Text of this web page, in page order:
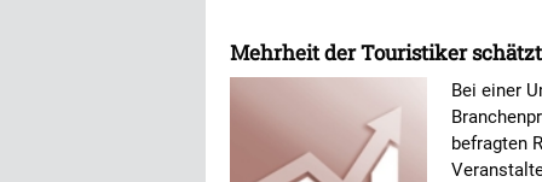
Mehrheit der Touristiker
Bei einer
befragten